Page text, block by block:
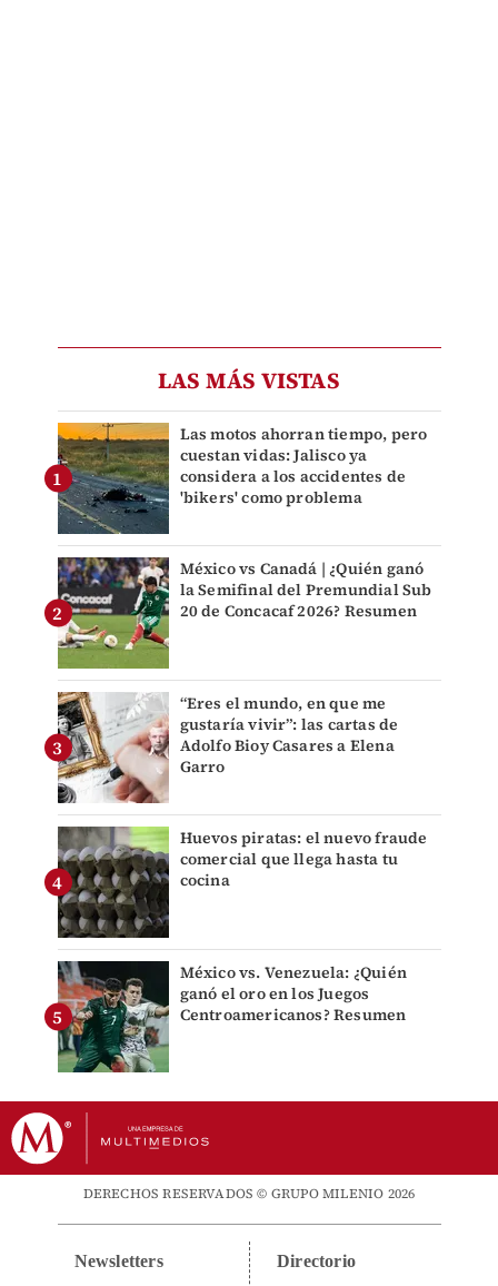
LAS MÁS VISTAS
Las motos ahorran tiempo, pero
cuestan vidas: Jalisco ya
considera a los accidentes de
'bikers' como problema
México vs Canadá | ¿Quién ganó
la Semifinal del Premundial Sub
20 de Concacaf 2026? Resumen
“Eres el mundo, en que me
gustaría vivir”: las cartas de
Adolfo Bioy Casares a Elena
Garro
Huevos piratas: el nuevo fraude
comercial que llega hasta tu
cocina
México vs. Venezuela: ¿Quién
ganó el oro en los Juegos
Centroamericanos? Resumen
DERECHOS RESERVADOS © GRUPO MILENIO 2026
Newsletters Directorio